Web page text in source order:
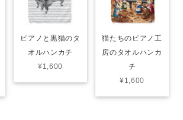
ピアノと黒猫のタ
オルハンカチ
¥1,600
猫たちのピアノ工
房のタオルハンカ
チ
¥1,600